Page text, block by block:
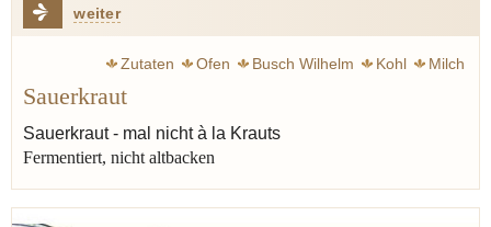
weiter
Zutaten Ofen Busch Wilhelm Kohl
Milch
Sauerkraut
Sauerkraut - mal nicht à la Krauts
Fermentiert, nicht altbacken